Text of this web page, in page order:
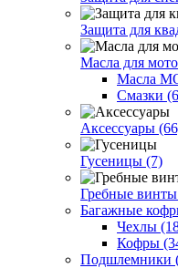
Защита для
Масла для
Масла
Смазки
Аксессуары
Гусеницы (7)
Гребные
Багажные
Чехлы
Кофры
Подшлемники